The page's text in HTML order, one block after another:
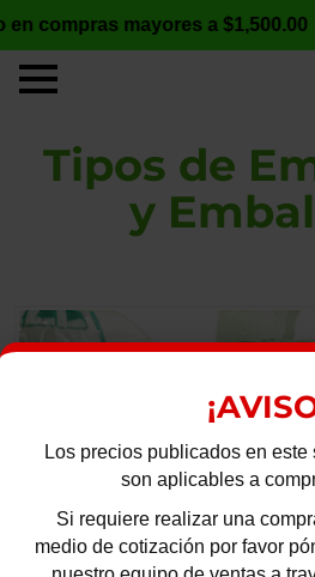
Los precios publicados en
son aplicables a
Si requiere realizar una
medio de cotización por favor
compras mayores a $1,500.00
Tipos de
y